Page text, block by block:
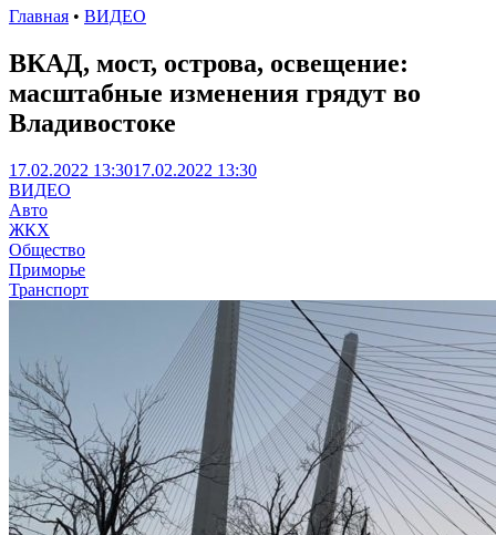
Главная • ВИДЕО
ВКАД, мост, острова, освещение:
масштабные изменения грядут во
Владивостоке
17.02.2022 13:3017.02.2022 13:30
ВИДЕО
Авто
ЖКХ
Общество
Приморье
Транспорт